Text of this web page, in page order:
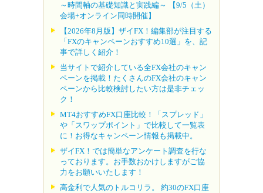
～時間軸の基礎知識と実践編～ 【9/5（土）
会場+オンライン同時開催】
【2026年8月版】ザイFX！編集部が注目する
「FXのキャンペーンおすすめ10選」を、記
事で詳しく紹介！
当サイトで紹介している全FX会社のキャン
ペーンを掲載！たくさんのFX会社のキャン
ペーンから比較検討したい方は是非チェッ
ク！
MT4おすすめFX口座比較！「スプレッド」
や「スワップポイント」で比較して一覧表
に！お得なキャンペーン情報も掲載中。
ザイFX！では簡単なアンケート調査を行な
っております。お手数おかけしますがご協
力をお願いいたします！
高金利で人気のトルコリラ。 約30のFX口座